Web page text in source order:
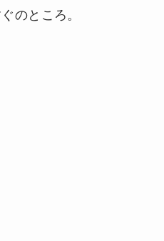
のところ。